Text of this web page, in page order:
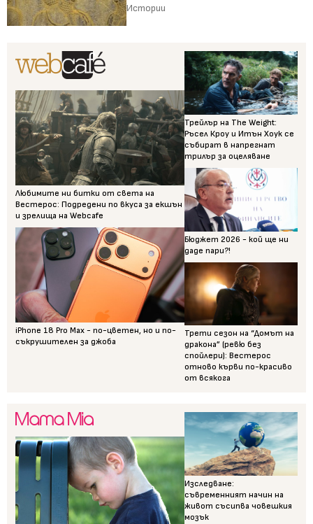
Истории
Любимите ни битки от света на
Вестерос: Подредени по вкуса за екшън
и зрелища на Webcafe
iPhone 18 Pro Max - по-цветен, но и по-
съкрушителен за джоба
Трейлър на The Weight:
Ръсел Кроу и Итън Хоук се
събират в напрегнат
трилър за оцеляване
Бюджет 2026 - кой ще ни
даде пари?!
Трети сезон на “Домът на
дракона” (ревю без
спойлери): Вестерос
отново кърви по-красиво
от всякога
Изследване:
съвременният начин на
живот съсипва човешкия
мозък